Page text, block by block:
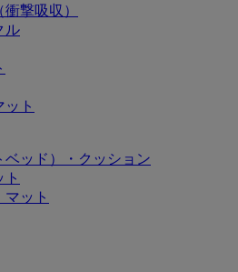
撃吸収）
ル
ト
ベッド）・クッション
ット